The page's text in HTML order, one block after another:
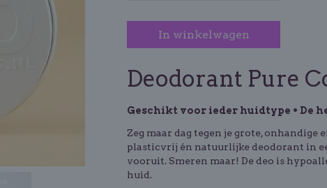
In winkelwagen
Deodorant Pure
Geschikt voor ieder huidtype • De
Zeg maar dag tegen je grote, onhandige
plasticvrij én natuurlijke deodorant in
vooruit. Smeren maar! De deo is
huid.